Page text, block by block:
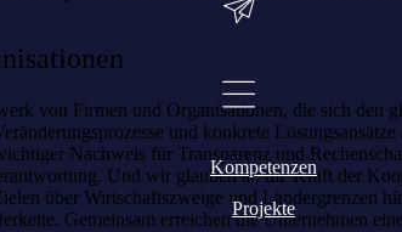
Kompetenzen
Projekte
von Firmen und Organisationen, die sich
und konkrete
Nachweis für Transparenz und
Und wir glauben an die Kraft der
über Wirtschaftszweige und Ländergrenzen
Gemeinsam erreichen die Unternehmen